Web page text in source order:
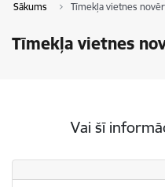
Sākums Tīmekļa vietnes
Tīmekļa vietnes
Vai šī
Vai šī informācija bija